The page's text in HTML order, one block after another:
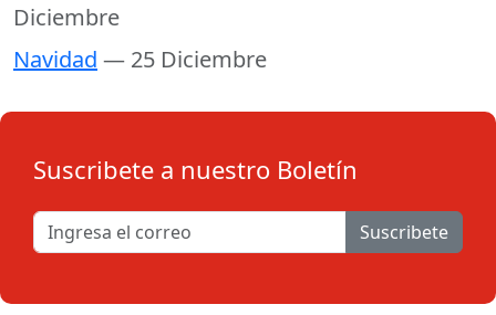
Diciembre
Navidad — 25 Diciembre
Suscribete a nuestro Boletín
Suscribete